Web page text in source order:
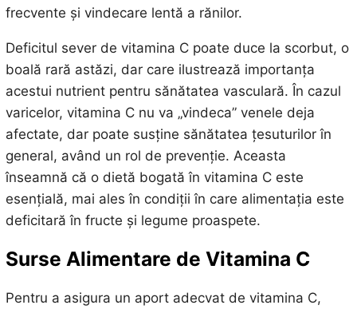
frecvente și vindecare lentă a rănilor.
Deficitul sever de vitamina C poate duce la scorbut, o
boală rară astăzi, dar care ilustrează importanța
acestui nutrient pentru sănătatea vasculară. În cazul
varicelor, vitamina C nu va „vindeca” venele deja
afectate, dar poate susține sănătatea țesuturilor în
general, având un rol de prevenție. Aceasta
înseamnă că o dietă bogată în vitamina C este
esențială, mai ales în condiții în care alimentația este
deficitară în fructe și legume proaspete.
Surse Alimentare de Vitamina C
Pentru a asigura un aport adecvat de vitamina C,